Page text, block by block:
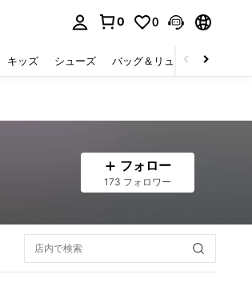
0 0
キッズ シューズ バッグ＆リュック
フォロー
173 フォロワー